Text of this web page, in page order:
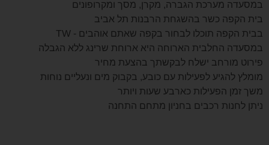
במסעדה מערכת הגברה, מקרן, מסך ומקרופונים
בית הקפה כשר בהשגחת הרבנות תל אביב
בבית הקפה תוכלו לבחור בקפה שאתם אוהבים - TW
במסעדה החלבית הארוחה היא ארוחת שרינג ללא הגבלה
פירוט מורחב ישלח לבקשתך בהצעת מחיר
מומלץ להגיע לפעילות עם כובע, בקבוק מים ונעליים נוחות
משך זמן הפעילות כארבע שעות ויותר
ניתן לחנות רכבים בחניון מתחם התחנה